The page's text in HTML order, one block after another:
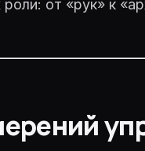
от «рук» к